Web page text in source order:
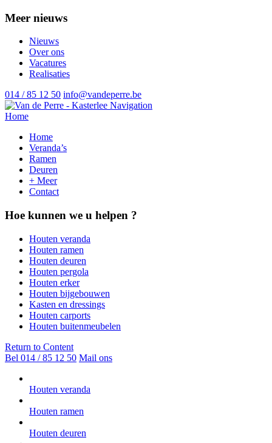
Meer nieuws
Nieuws
Over ons
Vacatures
Realisaties
014 / 85 12 50 info@vandeperre.be
Navigation
Home
Home
Veranda’s
Ramen
Deuren
+ Meer
Contact
Hoe kunnen we u helpen ?
Houten veranda
Houten ramen
Houten deuren
Houten pergola
Houten erker
Houten bijgebouwen
Kasten en dressings
Houten carports
Houten buitenmeubelen
Return to Content
Bel 014 / 85 12 50 Mail ons
Houten veranda
Houten ramen
Houten deuren